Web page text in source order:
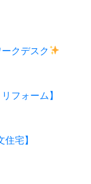
クデスク
フォーム】
宅】